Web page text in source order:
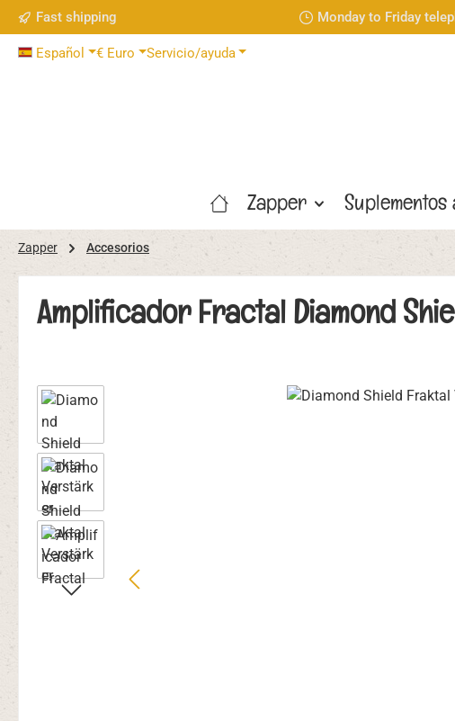
al contenido principal
Saltar a la búsqueda
Saltar a la navegación principal
Fast shipping Monday to Friday
Español € Euro Servicio/ayuda
Zapper
Zapper Accesorios
Amplificador Fractal Diamond
Omitir galería de imágenes